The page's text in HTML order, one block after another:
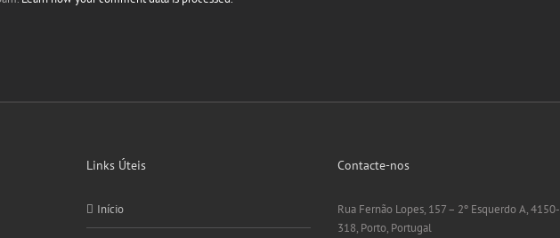
Links Úteis
Início
Contacte-nos
Rua Fernão Lopes, 157 – 2º Esquerdo A, 4150-
318, Porto, Portugal